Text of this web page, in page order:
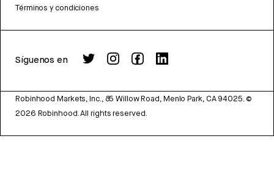
Términos y condiciones
Síguenos en
Robinhood Markets, Inc., 85 Willow Road, Menlo Park, CA 94025. ©
2026 Robinhood. All rights reserved.